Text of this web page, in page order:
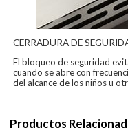
CERRADURA DE
El bloqueo de seguridad
cuando se abre con
del alcance de los niños u
Productos